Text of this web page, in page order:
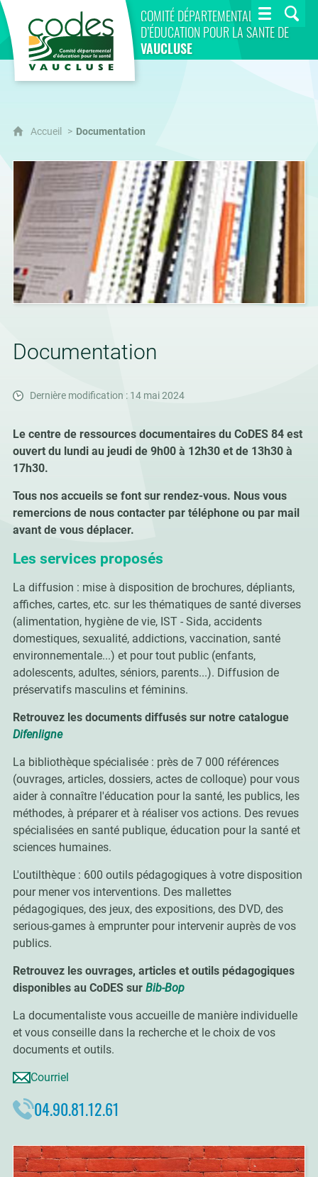
COMITÉ DÉPARTEMENTAL
D’ÉDUCATION POUR LA SANTÉ DE
VAUCLUSE
CoDES 84
Accueil Documentation
Documentation
Dernière modification : 14 mai 2024
Le centre de ressources documentaires du CoDES 84 est
ouvert du lundi au jeudi de 9h00 à 12h30 et de 13h30 à
17h30.
Tous nos accueils se font sur rendez-vous. Nous vous
remercions de nous contacter par téléphone ou par mail
avant de vous déplacer.
Les services proposés
La diffusion : mise à disposition de brochures, dépliants,
affiches, cartes, etc. sur les thématiques de santé diverses
(alimentation, hygiène de vie, IST - Sida, accidents
domestiques, sexualité, addictions, vaccination, santé
environnementale...) et pour tout public (enfants,
adolescents, adultes, séniors, parents...). Diffusion de
préservatifs masculins et féminins.
Retrouvez les documents diffusés sur notre catalogue
Difenligne
La bibliothèque spécialisée : près de 7 000 références
(ouvrages, articles, dossiers, actes de colloque) pour vous
aider à connaître l'éducation pour la santé, les publics, les
méthodes, à préparer et à réaliser vos actions. Des revues
spécialisées en santé publique, éducation pour la santé et
sciences humaines.
L'outilthèque : 600 outils pédagogiques à votre disposition
pour mener vos interventions. Des mallettes
pédagogiques, des jeux, des expositions, des DVD, des
serious-games à emprunter pour intervenir auprès de vos
publics.
Retrouvez les ouvrages, articles et outils pédagogiques
disponibles au CoDES sur Bib-Bop
La documentaliste vous accueille de manière individuelle
et vous conseille dans la recherche et le choix de vos
documents et outils.
Courriel
04.90.81.12.61